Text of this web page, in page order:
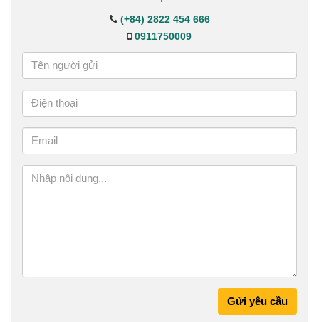
(+84) 2822 454 666
0911750009
Gửi yêu cầu